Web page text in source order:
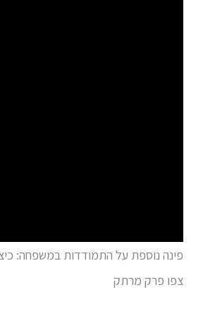
פינה נוספת על התמודדות במשפחה:
צפו פרק מרתק